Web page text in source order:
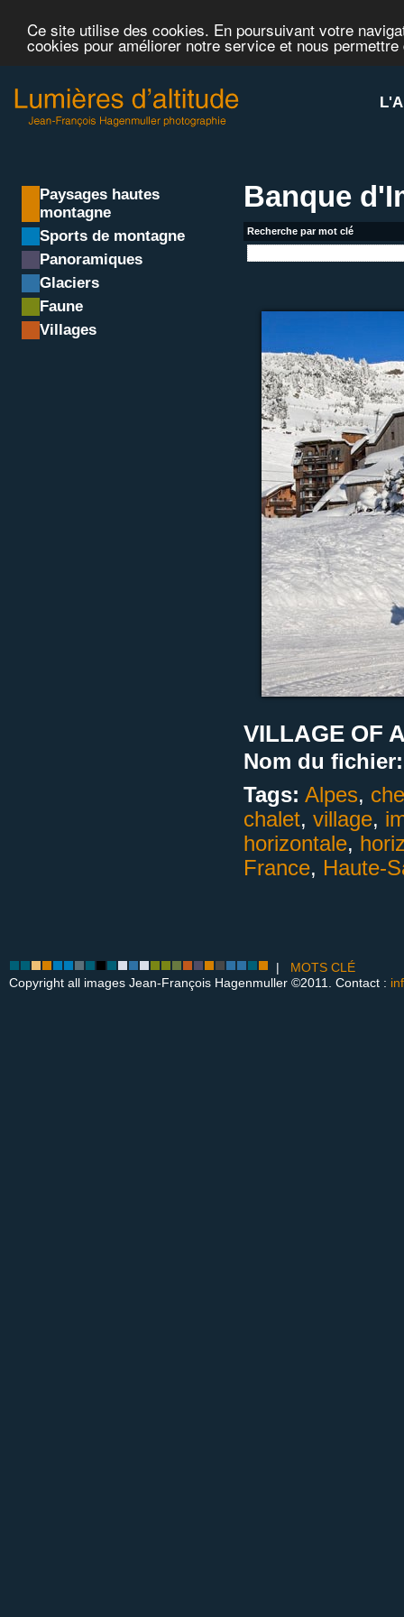
Ce site utilise des cookies. En poursuivant votre
cookies pour améliorer notre service et nous
Paysages hautes
montagne
Sports de montagne
Panoramiques
Glaciers
Faune
Villages
Banque
Recherche par mot clé
VILLAGE OF
Nom du fichier:
Tags: Alpes,
chalet, village,
horizontale,
France, Haute-
| MOTS CLÉ
Copyright all images Jean-François Hagenmuller ©2011. Contact :